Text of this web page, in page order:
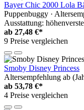
Bayer Chic 2000 Lola
Puppenbuggy ·
Ausstattung:
ab 27,48 €*
9 Preise vergleichen
Smoby Disney Princess
Altersempfehlung ab
ab 53,78 €*
4 Preise vergleichen